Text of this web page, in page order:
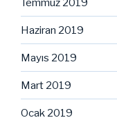
Temmuz 2019
Haziran 2019
Mayıs 2019
Mart 2019
Ocak 2019